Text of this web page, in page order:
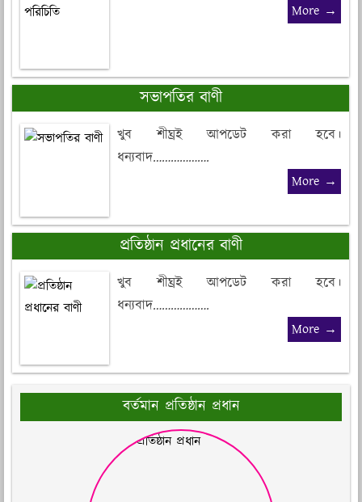
More →
সভাপতির বাণী
খুব শীঘ্রই আপডেট করা হবে।
ধন্যবাদ……………….
More →
প্রতিষ্ঠান প্রধানের বাণী
খুব শীঘ্রই আপডেট করা হবে।
ধন্যবাদ……………….
More →
বর্তমান প্রতিষ্ঠান প্রধান